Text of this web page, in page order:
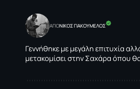
ΑΠΟNΙΚΟΣ ΓΙΑΚΟΥΜΕΛΟΣ
Γεννήθηκε με μεγάλη επιτυχία
μετακομίσει στην Σαχάρα όπου